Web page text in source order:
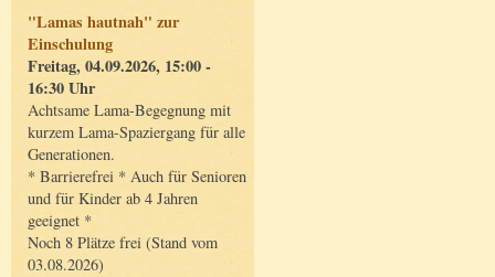
"Lamas hautnah" zur
Einschulung
Freitag, 04.09.2026, 15:00 -
16:30 Uhr
Achtsame Lama-Begegnung mit
kurzem Lama-Spaziergang für alle
Generationen.
* Barrierefrei * Auch für Senioren
und für Kinder ab 4 Jahren
geeignet *
Noch 8 Plätze frei (Stand vom
03.08.2026)